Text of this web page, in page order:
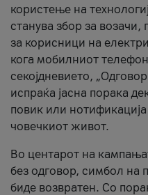
користење на
станува збор за
за корисници на
кога мобилниот
секојдневието,
испраќа јасна порака
повик или
човечкиот живот.
Во центарот на
без одговор, симбол на
биде возвратен. Со